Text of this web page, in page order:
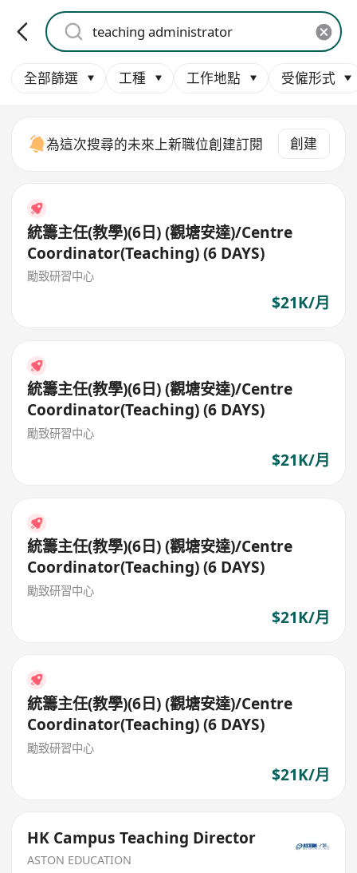
全部篩選 工種 工作地點 受僱形式
為這次搜尋的未來上新職位創建訂閱 創建
統籌主任(教學)(6日) (觀塘安達)/Centre
Coordinator(Teaching) (6 DAYS)
勵致研習中心
$21K/月
統籌主任(教學)(6日) (觀塘安達)/Centre
Coordinator(Teaching) (6 DAYS)
勵致研習中心
$21K/月
統籌主任(教學)(6日) (觀塘安達)/Centre
Coordinator(Teaching) (6 DAYS)
勵致研習中心
$21K/月
統籌主任(教學)(6日) (觀塘安達)/Centre
Coordinator(Teaching) (6 DAYS)
勵致研習中心
$21K/月
HK Campus Teaching Director
ASTON EDUCATION